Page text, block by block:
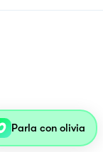
Parla con olivia